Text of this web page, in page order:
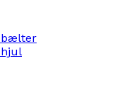
bælter
hjul